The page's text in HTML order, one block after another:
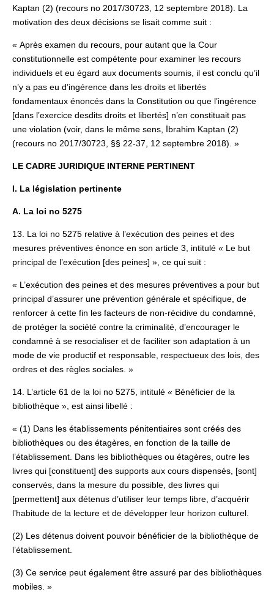
Kaptan (2) (recours no 2017/30723, 12 septembre 2018). La
motivation des deux décisions se lisait comme suit :
« Après examen du recours, pour autant que la Cour
constitutionnelle est compétente pour examiner les recours
individuels et eu égard aux documents soumis, il est conclu qu’il
n’y a pas eu d’ingérence dans les droits et libertés
fondamentaux énoncés dans la Constitution ou que l’ingérence
[dans l’exercice desdits droits et libertés] n’en constituait pas
une violation (voir, dans le même sens, İbrahim Kaptan (2)
(recours no 2017/30723, §§ 22-37, 12 septembre 2018). »
LE CADRE JURIDIQUE INTERNE PERTINENT
I. La législation pertinente
A. La loi no 5275
13. La loi no 5275 relative à l’exécution des peines et des
mesures préventives énonce en son article 3, intitulé « Le but
principal de l’exécution [des peines] », ce qui suit :
« L’exécution des peines et des mesures préventives a pour but
principal d’assurer une prévention générale et spécifique, de
renforcer à cette fin les facteurs de non-récidive du condamné,
de protéger la société contre la criminalité, d’encourager le
condamné à se resocialiser et de faciliter son adaptation à un
mode de vie productif et responsable, respectueux des lois, des
ordres et des règles sociales. »
14. L’article 61 de la loi no 5275, intitulé « Bénéficier de la
bibliothèque », est ainsi libellé :
« (1) Dans les établissements pénitentiaires sont créés des
bibliothèques ou des étagères, en fonction de la taille de
l’établissement. Dans les bibliothèques ou étagères, outre les
livres qui [constituent] des supports aux cours dispensés, [sont]
conservés, dans la mesure du possible, des livres qui
[permettent] aux détenus d’utiliser leur temps libre, d’acquérir
l’habitude de la lecture et de développer leur horizon culturel.
(2) Les détenus doivent pouvoir bénéficier de la bibliothèque de
l’établissement.
(3) Ce service peut également être assuré par des bibliothèques
mobiles. »